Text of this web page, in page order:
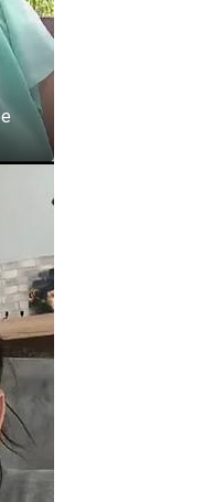
мессенджер!